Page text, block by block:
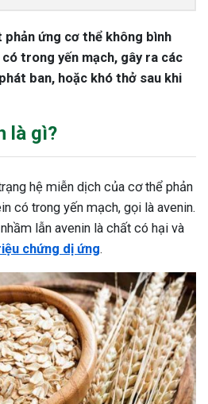
phản ứng cơ thể không bình
trong yến mạch, gây ra các
ban, hoặc khó thở sau khi
là gì?
hệ miễn dịch của cơ thể phản
có trong yến mạch, gọi là avenin.
lẫn avenin là chất có hại và
chứng dị ứng.